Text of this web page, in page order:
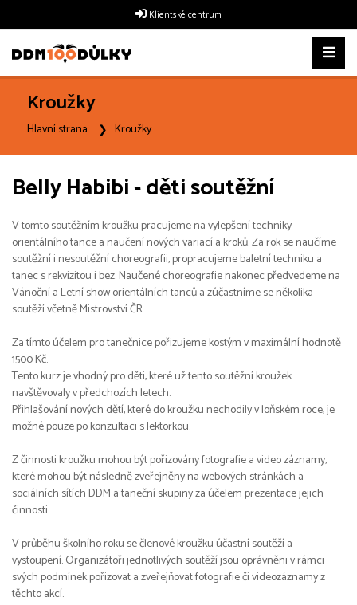
Klientské centrum
Kroužky
Hlavní strana Kroužky
Belly Habibi - děti soutěžní
V tomto soutěžním kroužku pracujeme na vylepšení techniky
orientálního tance a naučení nových variací a kroků. Za rok se naučíme
soutěžní i nesoutěžní choreografii, propracujeme baletní techniku a
tanec s rekvizitou i bez. Naučené choreografie nakonec předvedeme na
Vánoční a Letní show orientálních tanců a zúčastníme se několika
soutěží včetně Mistrovství ČR.
Za tímto účelem pro tanečnice pořizujeme kostým v maximální hodnotě
1500 Kč.
Tento kurz je vhodný pro děti, které už tento soutěžní kroužek
navštěvovaly v předchozích letech.
Přihlašování nových dětí, které do kroužku nechodily v loňském roce, je
možné pouze po konzultaci s lektorkou.
Z činnosti kroužku mohou být pořizovány fotografie a video záznamy,
které mohou být následně zveřejněny na webových stránkách a
sociálních sítích DDM a taneční skupiny za účelem prezentace jejich
činnosti.
V průběhu školního roku se členové kroužku účastní soutěží a
vystoupení. Organizátoři jednotlivých soutěží jsou oprávněni v rámci
svých podmínek pořizovat a zveřejňovat fotografie či videozáznamy z
těchto akcí.